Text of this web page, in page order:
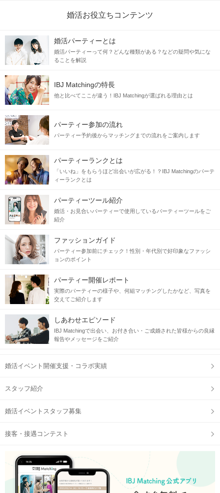
婚活お役立ちコンテンツ
婚活パーティーとは
婚活パーティーって何？どんな種類がある？などの疑問や気にな
ることを解説
IBJ Matchingの特長
他と比べてここが違う！IBJ Matchingが選ばれる理由とは
パーティー参加の流れ
パーティー予約後からマッチングまでの流れをご案内します
パーティーランクとは
「いいね」をもらうほど出会いが広がる！？IBJ Matchingのパーテ
ィーランクとは
パーティーツール紹介
婚活・お見合いパーティーで使用しているパーティーツールをご
紹介
ファッションガイド
パーティー参加前にチェック！性別・年代別で好印象なファッシ
ョンのポイント
パーティー開催レポート
実際のパーティーの様子や、何組マッチングしたかなど、写真を
交えてご紹介します
しあわせエピソード
IBJ Matchingで出会い、お付き合い・ご成婚された皆様からの良縁
報告やメッセージをご紹介
婚活イベント開催支援・コラボ実績
スタッフ紹介
婚活イベントスタッフ募集
接客・接遇コンテスト